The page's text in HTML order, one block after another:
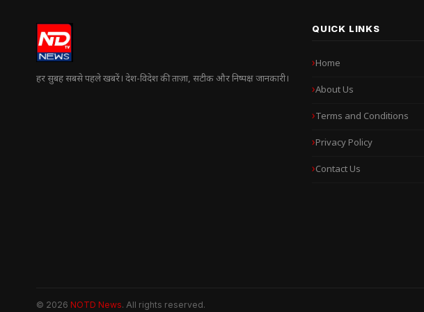
हर सुबह सबसे पहले खबरें। देश-विदेश की ताज़ा, सटीक और निष्पक्ष जानकारी।
QUICK LINKS
Home
About Us
Terms and Conditions
Privacy Policy
Contact Us
© 2026 NOTD News. All rights reserved.